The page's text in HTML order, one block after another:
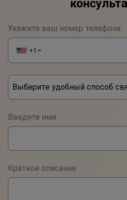
Укажите ваш номер телефона
+1 ▼
Выберите удобный способ
WhatsApp
Viber
Telegram
Введите имя
Краткое описание